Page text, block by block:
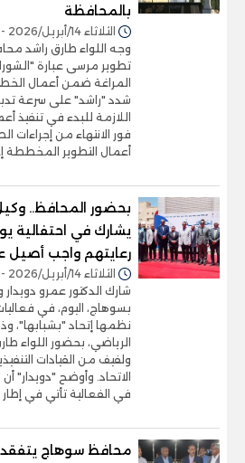
بالمحافظة
الثلاثاء 14/أبريل/2026 - 11:05 م
وجه اللواء طارق راشد
تطوير مرسى عبارة
المراغة ضمن أعمال الخطة
شدد "راشد" على سرعة
اللازمة للبدء في تنفيذ
فور الانتهاء من إجراءات
أعمال التطوير المخططة
بحضور المحافظ..
يشارك في احتفالية
رعايتهم واجب أصيل
الثلاثاء 14/أبريل/2026 - 04:12 م
شارك الدكتور عمرو
بسوهاج، اليوم، في فعاليات
نظمها إتحاد "بشبابها"،
الرياضي، بحضور اللواء
ولفيف من القيادات
الاتحاد. وأوضح "دويدار"
في الفعالية تأتي في إطار
محافظ سوهاج يتفقد